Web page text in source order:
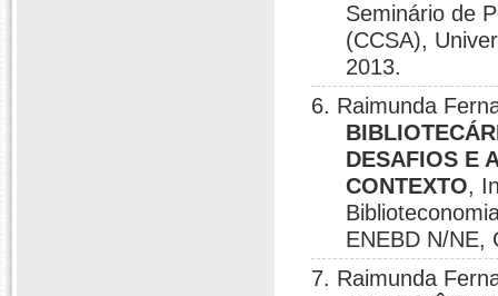
Seminário de
(CCSA),
2013.
6. Raimunda
DESAFIOS E
CONTEXTO,
ENEBD N/NE,
7. Raimunda